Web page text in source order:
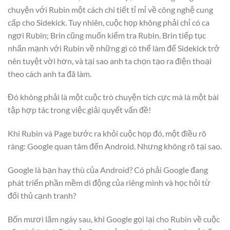
chuyện với Rubin một cách chi tiết tỉ mỉ về công nghệ cung
cấp cho Sidekick. Tuy nhiên, cuộc họp không phải chỉ có ca
ngợi Rubin; Brin cũng muốn kiểm tra Rubin. Brin tiếp tục
nhấn mạnh với Rubin về những gì có thể làm để Sidekick trở
nên tuyệt vời hơn, và tại sao anh ta chọn tạo ra điện thoại
theo cách anh ta đã làm.
Đó không phải là một cuộc trò chuyện tích cực mà là một bài
tập hợp tác trong việc giải quyết vấn đề!
Khi Rubin và Page bước ra khỏi cuộc họp đó, một điều rõ
ràng: Google quan tâm đến Android. Nhưng không rõ tại sao.
Google là bạn hay thù của Android? Có phải Google đang
phát triển phần mềm di động của riêng mình và học hỏi từ
đối thủ cạnh tranh?
Bốn mươi lăm ngày sau, khi Google gọi lại cho Rubin về cuộc